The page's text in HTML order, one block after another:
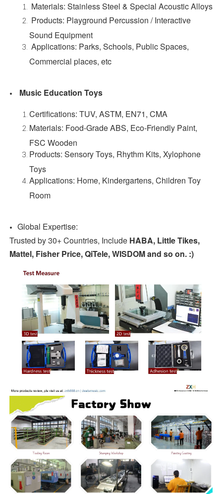
Materials: Stainless Steel & Special Acoustic Alloys
Products: Playground Percussion / Interactive
Sound Equipment
Applications: Parks, Schools, Public Spaces,
Commercial places, etc
Music Education Toys
Certifications: TUV, ASTM, EN71, CMA
Materials: Food-Grade ABS, Eco-Friendly Paint,
FSC Wooden
Products: Sensory Toys, Rhythm Kits, Xylophone
Toys
Applications: Home, Kindergartens, Children Toy
Room
Global Expertise:
Trusted by 30+ Countries, Include HABA, Little Tikes,
Mattel, Fisher Price, QiTele, WISDOM and so on. :)